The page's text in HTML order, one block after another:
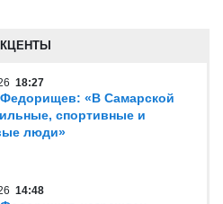
18:27
«В Самарской
спортивные и
люди»
14:48